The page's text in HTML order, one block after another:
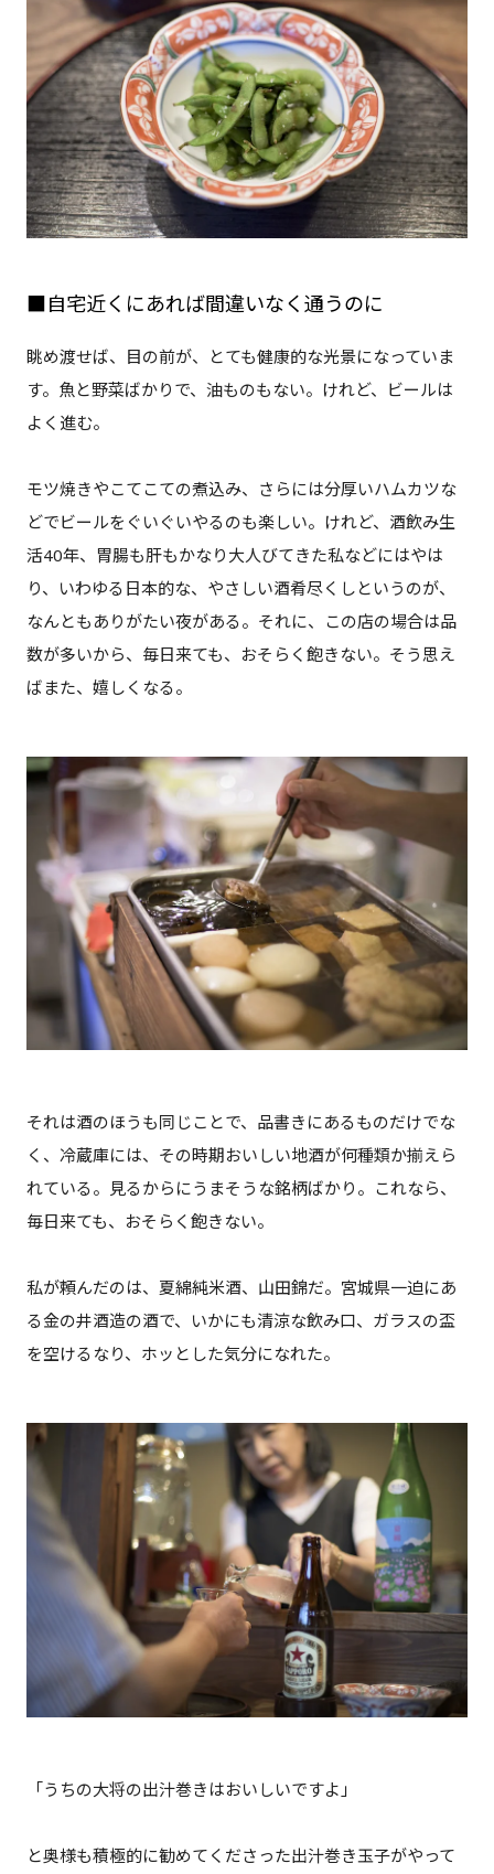
■自宅近くにあれば間違いなく通うのに
眺め渡せば、目の前が、とても健康的な光景になっていま
す。魚と野菜ばかりで、油ものもない。けれど、ビールは
よく進む。
モツ焼きやこてこての煮込み、さらには分厚いハムカツな
どでビールをぐいぐいやるのも楽しい。けれど、酒飲み生
活40年、胃腸も肝もかなり大人びてきた私などにはやは
り、いわゆる日本的な、やさしい酒肴尽くしというのが、
なんともありがたい夜がある。それに、この店の場合は品
数が多いから、毎日来ても、おそらく飽きない。そう思え
ばまた、嬉しくなる。
それは酒のほうも同じことで、品書きにあるものだけでな
く、冷蔵庫には、その時期おいしい地酒が何種類か揃えら
れている。見るからにうまそうな銘柄ばかり。これなら、
毎日来ても、おそらく飽きない。
私が頼んだのは、夏綿純米酒、山田錦だ。宮城県一迫にあ
る金の井酒造の酒で、いかにも清涼な飲み口、ガラスの盃
を空けるなり、ホッとした気分になれた。
「うちの大将の出汁巻きはおいしいですよ」
と奥様も積極的に勧めてくださった出汁巻き玉子がやって